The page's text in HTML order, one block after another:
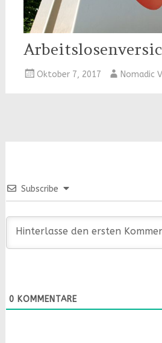
Oktober 7, 2017 Nomadic
Subscribe
0 KOMMENTARE